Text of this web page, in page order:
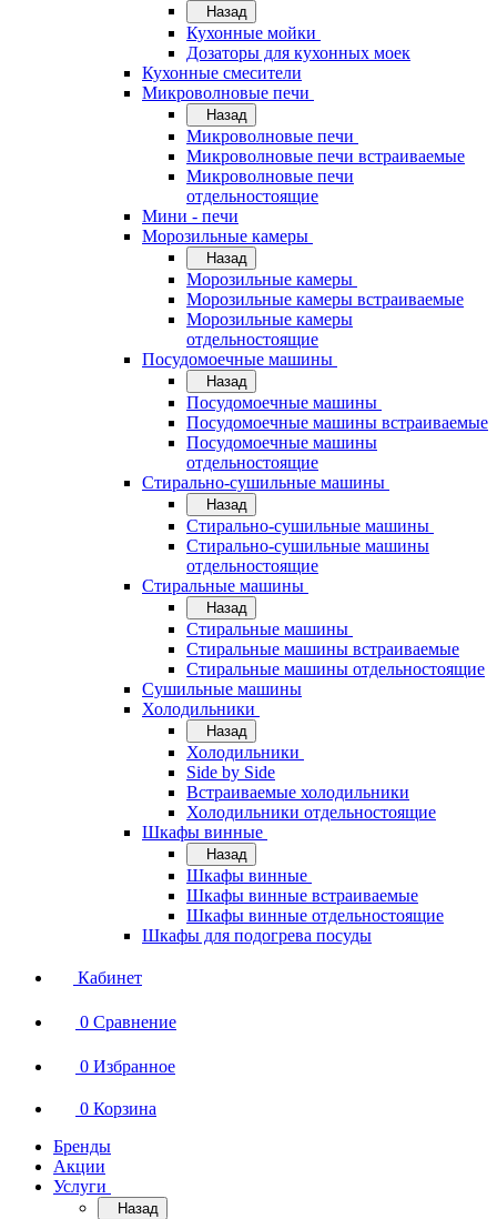
Назад
Кухонные мойки
Дозаторы для кухонных моек
Кухонные смесители
Микроволновые печи
Назад
Микроволновые печи
Микроволновые печи встраиваемые
Микроволновые печи
отдельностоящие
Мини - печи
Морозильные камеры
Назад
Морозильные камеры
Морозильные камеры встраиваемые
Морозильные камеры
отдельностоящие
Посудомоечные машины
Назад
Посудомоечные машины
Посудомоечные машины встраиваемые
Посудомоечные машины
отдельностоящие
Стирально-сушильные машины
Назад
Стирально-сушильные машины
Стирально-сушильные машины
отдельностоящие
Стиральные машины
Назад
Стиральные машины
Стиральные машины встраиваемые
Стиральные машины отдельностоящие
Сушильные машины
Холодильники
Назад
Холодильники
Side by Side
Встраиваемые холодильники
Холодильники отдельностоящие
Шкафы винные
Назад
Шкафы винные
Шкафы винные встраиваемые
Шкафы винные отдельностоящие
Шкафы для подогрева посуды
Кабинет
0 Сравнение
0 Избранное
0 Корзина
Бренды
Акции
Услуги
Назад